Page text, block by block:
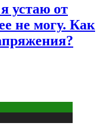
устаю от
не могу. Как